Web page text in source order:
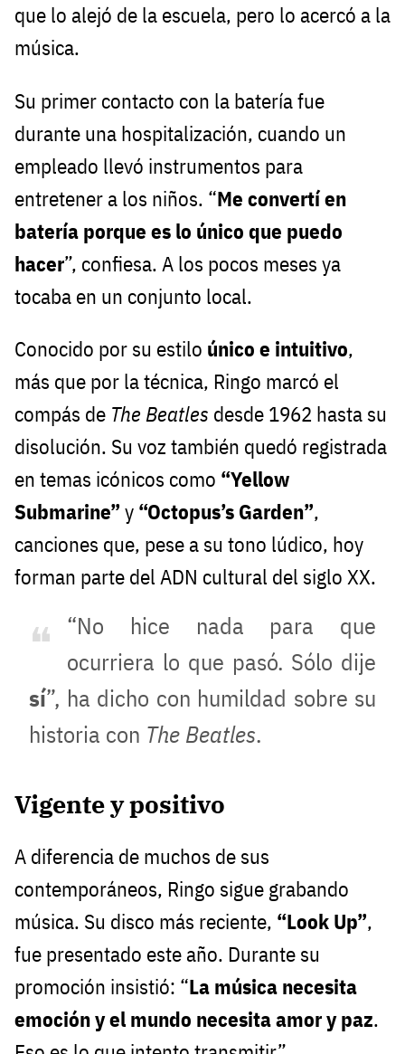
que lo alejó de la escuela, pero lo acercó a la
música.
Su primer contacto con la batería fue
durante una hospitalización, cuando un
empleado llevó instrumentos para
entretener a los niños. “Me convertí en
batería porque es lo único que puedo
hacer”, confiesa. A los pocos meses ya
tocaba en un conjunto local.
Conocido por su estilo único e intuitivo,
más que por la técnica, Ringo marcó el
compás de The Beatles desde 1962 hasta su
disolución. Su voz también quedó registrada
en temas icónicos como “Yellow
Submarine” y “Octopus’s Garden”,
canciones que, pese a su tono lúdico, hoy
forman parte del ADN cultural del siglo XX.
“No hice nada para que
ocurriera lo que pasó. Sólo dije
sí”, ha dicho con humildad sobre su
historia con The Beatles.
Vigente y positivo
A diferencia de muchos de sus
contemporáneos, Ringo sigue grabando
música. Su disco más reciente, “Look Up”,
fue presentado este año. Durante su
promoción insistió: “La música necesita
emoción y el mundo necesita amor y paz.